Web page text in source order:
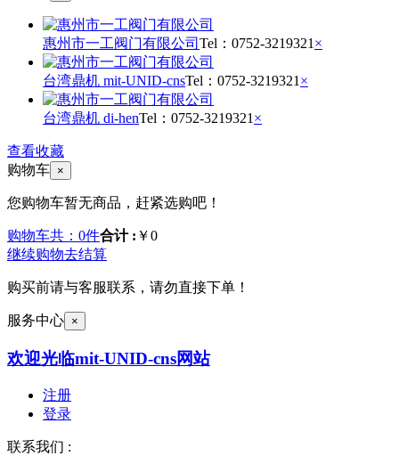
惠州市一工阀门有限公司 Tel： 0752-3219321 ×
台湾鼎机 mit-UNID-cnsTel： 0752-3219321 ×
台湾鼎机 di-henTel： 0752-3219321 ×
查看收藏
购物车 ×
您购物车暂无商品，赶紧选购吧！
购物车共：0件合计 : ￥0
继续购物去结算
购买前请与客服联系，请勿直接下单！
服务中心 ×
欢迎光临mit-UNID-cns网站
注册
登录
联系我们 :